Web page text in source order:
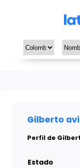
Gilberto
Perfil de
Estado